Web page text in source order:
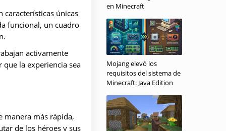
características únicas
funcional, un cuadro
activamente
la experiencia sea
manera más rápida,
de los héroes y sus
en Minecraft
Mojang elevó los
requisitos del sistema de
Minecraft: Java Edition